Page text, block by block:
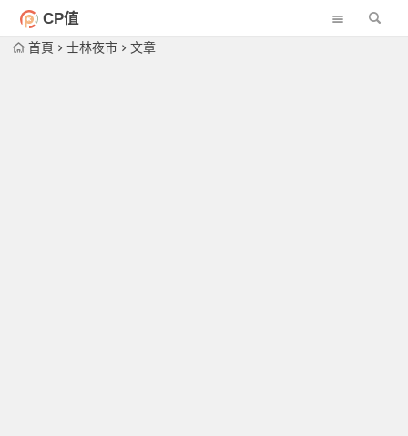
CP值
首頁 士林夜市 文章